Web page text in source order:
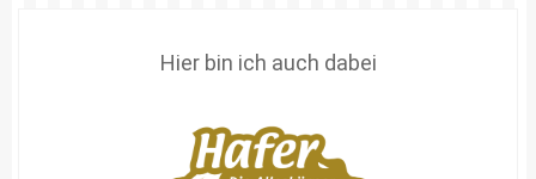
Hier bin ich auch dabei